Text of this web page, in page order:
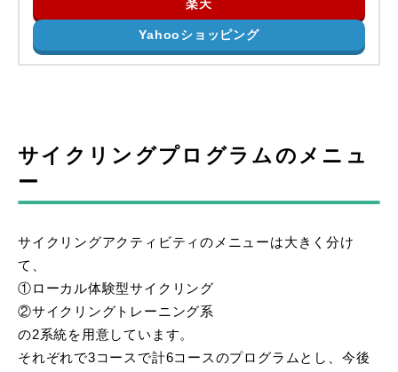
楽天
Yahooショッピング
サイクリングプログラムのメニュ
ー
サイクリングアクティビティのメニューは大きく分け
て、
①ローカル体験型サイクリング
②サイクリングトレーニング系
の2系統を用意しています。
それぞれで3コースで計6コースのプログラムとし、今後